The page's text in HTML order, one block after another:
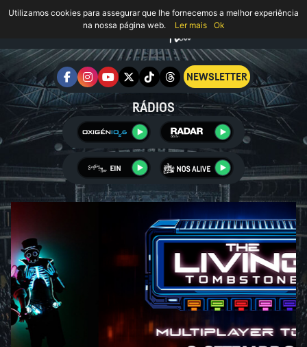
NEWSLETTER
RÁDIOS
Utilizamos cookies para assegurar que lhe fornecemos a melhor experiência
na nossa página web.
Ler mais Ok